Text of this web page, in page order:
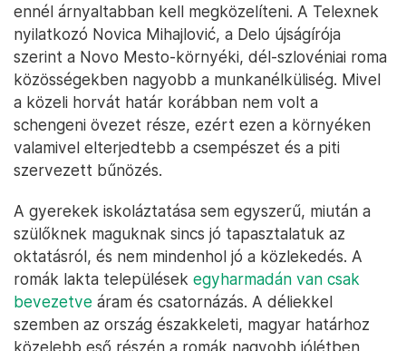
ennél árnyaltabban kell megközelíteni. A Telexnek
nyilatkozó Novica Mihajlović, a Delo újságírója
szerint a Novo Mesto-környéki, dél-szlovéniai roma
közösségekben nagyobb a munkanélküliség. Mivel
a közeli horvát határ korábban nem volt a
schengeni övezet része, ezért ezen a környéken
valamivel elterjedtebb a csempészet és a piti
szervezett bűnözés.
A gyerekek iskoláztatása sem egyszerű, miután a
szülőknek maguknak sincs jó tapasztalatuk az
oktatásról, és nem mindenhol jó a közlekedés. A
romák lakta települések egyharmadán van csak
bevezetve áram és csatornázás. A déliekkel
szemben az ország északkeleti, magyar határhoz
közelebb eső részén a romák nagyobb jólétben